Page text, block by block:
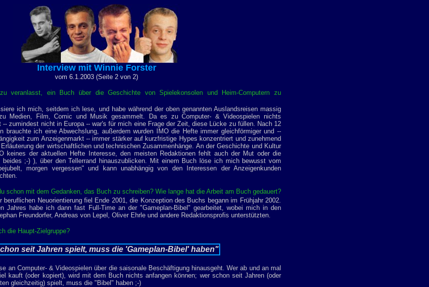
Interview mit Winnie Forster
vom 6.1.2003 (Seite 2 von 2)
veranlasst, ein Buch über die Geschichte von Spielekonsolen und Heim-Computern zu
ich mich, seitdem ich lese, und habe während der oben genannten Auslandsreisen massig
Medien, Film, Comic und Musik gesammelt. Da es zu Computer- & Videospielen nichts
-- zumindest nicht in Europa -- war's für mich eine Frage der Zeit, diese Lücke zu füllen. Nach 12
brauchte ich eine Abwechslung, außerdem wurden IMO die Hefte immer gleichförmiger und --
zum Anzeigenmarkt -- immer stärker auf kurzfristige Hypes konzentriert und zunehmend
der wirtschaftlichen und technischen Zusammenhänge. An der Geschichte und Kultur
keines der aktuellen Hefte Interesse, den meisten Redaktionen fehlt auch der Mut oder die
beides ;-) ), über den Tellerrand hinauszublicken. Mit einem Buch löse ich mich bewusst vom
morgen vergessen" und kann unabhängig von den Interessen der Anzeigenkunden
schon mit dem Gedanken, das Buch zu schreiben? Wie lange hat die Arbeit am Buch gedauert?
beruflichen Neuorientierung fiel Ende 2001, die Konzeption des Buchs begann im Frühjahr 2002.
Jahres habe ich dann fast Full-Time an der "Gameplan-Bibel" gearbeitet, wobei mich in den
Freundorfer, Andreas von Lepel, Oliver Ehrle und andere Redaktionsprofis unterstützten.
die Haupt-Zielgruppe?
seit Jahren spielt, muss die 'Gameplan-Bibel' haben"
an Computer- & Videospielen über die saisonale Beschäftigung hinausgeht. Wer ab und an mal
kauft (oder kopiert), wird mit dem Buch nichts anfangen können; wer schon seit Jahren (oder
gleichzeitig) spielt, muss die "Bibel" haben ;-)